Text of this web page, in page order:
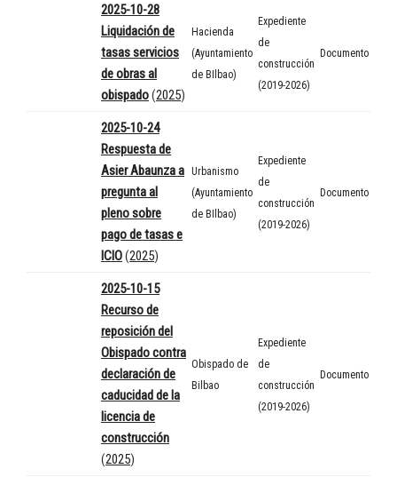
2025-10-28
Liquidación de
tasas servicios
de obras al
obispado(2025)
Hacienda
(Ayuntamiento
de BIlbao)
Expediente
de
construcción
(2019-2026)
Documento
2025-10-24
Respuesta de
Asier Abaunza a
pregunta al
pleno sobre
pago de tasas e
ICIO(2025)
Urbanismo
(Ayuntamiento
de BIlbao)
Expediente
de
construcción
(2019-2026)
Documento
2025-10-15
Recurso de
reposición del
Obispado contra
declaración de
caducidad de la
licencia de
construcción
(2025)
Obispado de
Bilbao
Expediente
de
construcción
(2019-2026)
Documento